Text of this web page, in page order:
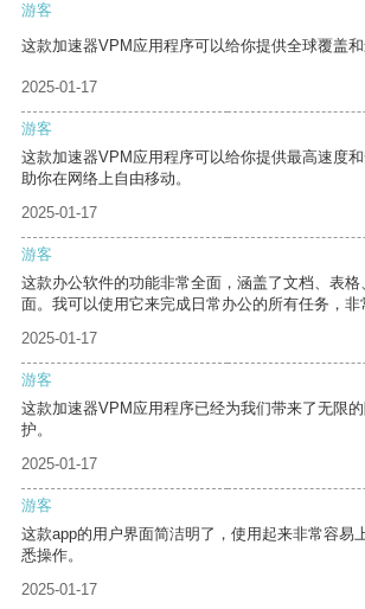
游客
这款加速器VPM应用程序可以给你提供全球覆盖和
2025-01-17
游客
这款加速器VPM应用程序可以给你提供最高速度
助你在网络上自由移动。
2025-01-17
游客
这款办公软件的功能非常全面，涵盖了文档、表
面。我可以使用它来完成日常办公的所有任务，非
2025-01-17
游客
这款加速器VPM应用程序已经为我们带来了无限
护。
2025-01-17
游客
这款app的用户界面简洁明了，使用起来非常容易
悉操作。
2025-01-17